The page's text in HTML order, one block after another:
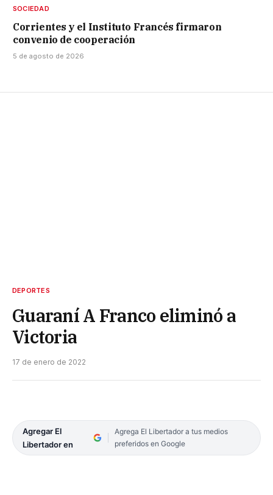
SOCIEDAD
Corrientes y el Instituto Francés firmaron
convenio de cooperación
5 de agosto de 2026
DEPORTES
Guaraní A Franco eliminó a
Victoria
17 de enero de 2022
Agregar El
Libertador en
Agrega El Libertador a tus medios
preferidos en Google